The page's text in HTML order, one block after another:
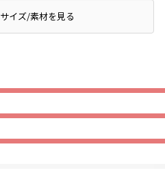
サイズ/素材を見る